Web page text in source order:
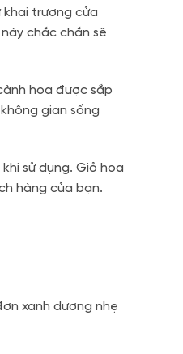
trương cửa
chắc chắn sẽ
hoa được sắp
gian sống
sử dụng. Giỏ hoa
hàng của bạn.
xanh dương nhẹ